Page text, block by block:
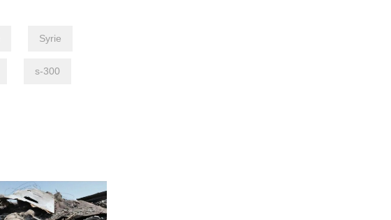
Syrie
s-300